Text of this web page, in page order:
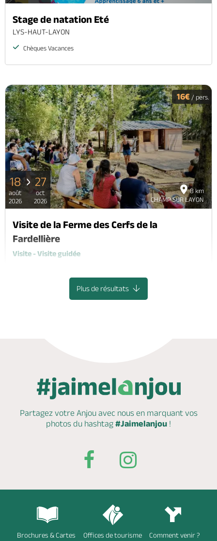
Stage de natation Eté
LYS-HAUT-LAYON
Chèques Vacances
8 km
CHAMP SUR LAYON
16€ / pers.
18
août
2026
27
oct
2026
Visite de la Ferme des Cerfs de la
Fardellière
Visite - Visite guidée
Plus de résultats
Partagez votre Anjou avec nous en marquantvos
photos du hashtag #Jaimelanjou !
Brochures & Cartes Offices de tourisme Comment venir ?